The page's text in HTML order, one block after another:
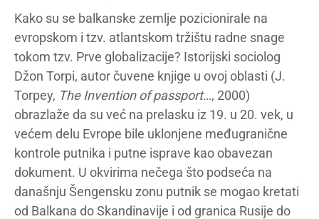
Kako su se balkanske zemlje pozicionirale na
evropskom i tzv. atlantskom tržištu radne snage
tokom tzv. Prve globalizacije? Istorijski sociolog
Džon Torpi, autor čuvene knjige u ovoj oblasti (J.
Torpey, The Invention of passport…, 2000)
obrazlaže da su već na prelasku iz 19. u 20. vek, u
većem delu Evrope bile uklonjene međugranične
kontrole putnika i putne isprave kao obavezan
dokument. U okvirima nečega što podseća na
današnju Šengensku zonu putnik se mogao kretati
od Balkana do Skandinavije i od granica Rusije do